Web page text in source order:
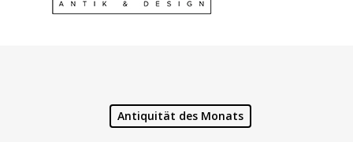
Antiquität des Monats